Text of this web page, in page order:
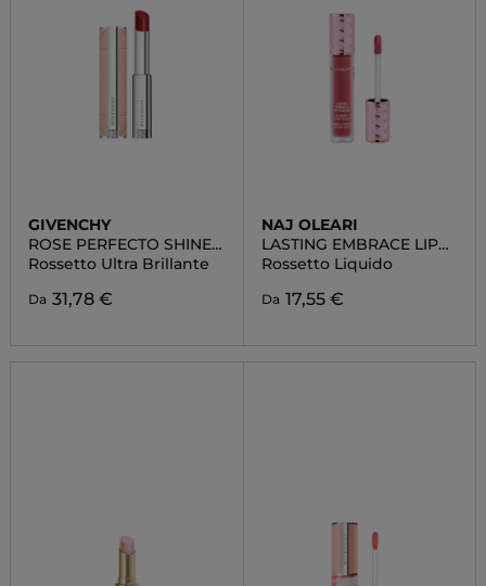
GIVENCHY
ROSE PERFECTO SHINE
SERUM
Rossetto Ultra Brillante
Da 31,78 €
NAJ OLEARI
LASTING EMBRACE LIP
COLOUR
Rossetto Liquido
Da 17,55 €